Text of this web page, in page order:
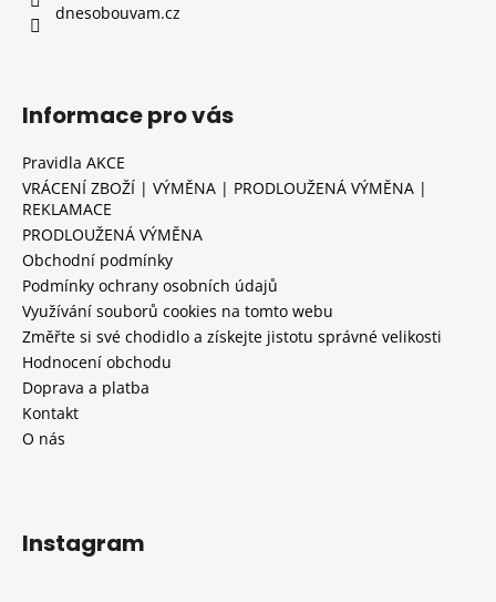
dnesobouvam.cz
Informace pro vás
Pravidla AKCE
VRÁCENÍ ZBOŽÍ | VÝMĚNA | PRODLOUŽENÁ VÝMĚNA |
REKLAMACE
PRODLOUŽENÁ VÝMĚNA
Obchodní podmínky
Podmínky ochrany osobních údajů
Využívání souborů cookies na tomto webu
Změřte si své chodidlo a získejte jistotu správné velikosti
Hodnocení obchodu
Doprava a platba
Kontakt
O nás
Instagram